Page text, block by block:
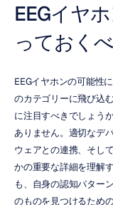
EEGイヤ
っておく
EEGイヤホンの可能性
のカテゴリーに飛び込
に注目すべきでしょう
ありません。適切なデ
ウェアとの連携、そし
かの重要な詳細を理解
も、自身の認知パター
のものを見つけるため